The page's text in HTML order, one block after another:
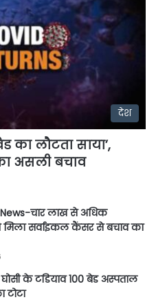
देश
का लौटता साया’,
असली बचाव
चार लाख से अधिक
मिला सर्वाइकल कैंसर से बचाव का
के टडियाव 100 बेड अस्पताल
टोटा